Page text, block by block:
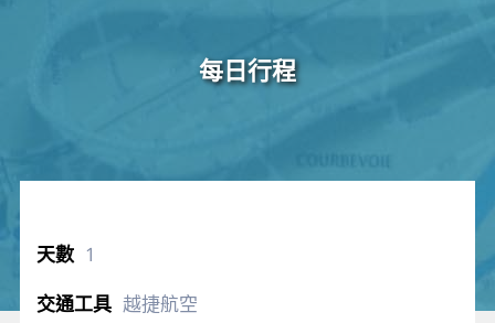
每日行程
1
越捷航空